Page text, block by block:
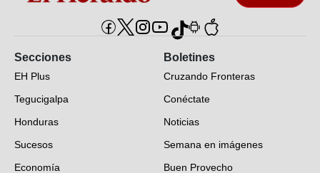
Secciones
EH Plus
Tegucigalpa
Honduras
Sucesos
Economía
Boletines
Cruzando Fronteras
Conéctate
Noticias
Semana en imágenes
Buen Provecho